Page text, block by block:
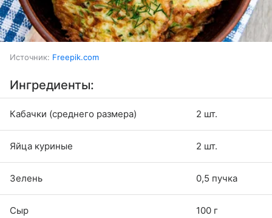
Источник: Freepik.com
Ингредиенты:
Кабачки (среднего размера) 2 шт.
Яйца куриные 2 шт.
Зелень 0,5 пучка
Сыр 100 г